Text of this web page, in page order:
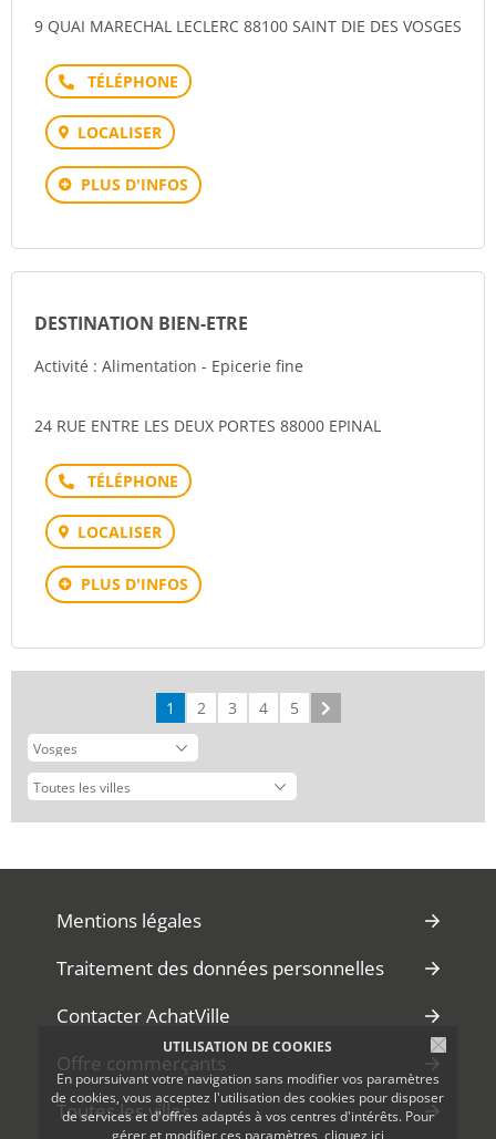
UTILISATION DE COOKIES
En poursuivant votre navigation sans modifier vos paramètres
de cookies, vous acceptez l'utilisation des cookies pour disposer
de services et d'offres adaptés à vos centres d'intérêts. Pour
gérer et modifier ces paramètres, cliquez ici
9 QUAI MARECHAL LECLERC 88100 SAINT DIE DES VOSGES
Téléphone
LOCALISER
PLUS D'INFOS
DESTINATION BIEN-ETRE
Activité : Alimentation - Epicerie fine
24 RUE ENTRE LES DEUX PORTES 88000 EPINAL
Téléphone
LOCALISER
PLUS D'INFOS
1 2 3 4 5
Mentions légales
Traitement des données personnelles
Contacter AchatVille
Offre commerçants
Toutes les villes